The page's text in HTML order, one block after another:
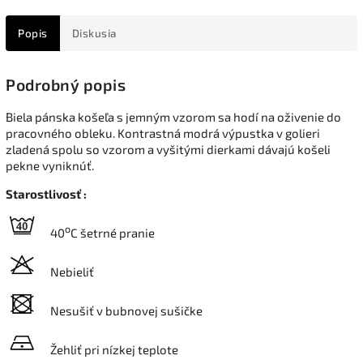
Popis Diskusia
Podrobný popis
Biela pánska košeľa s jemným vzorom sa hodí na oživenie do
pracovného obleku. Kontrastná modrá výpustka v golieri
zladená spolu so vzorom a vyšitými dierkami dávajú košeli
pekne vyniknúť.
Starostlivosť :
40oC šetrné pranie
Nebieliť
Nesušiť v bubnovej sušičke
Žehliť pri nízkej teplote